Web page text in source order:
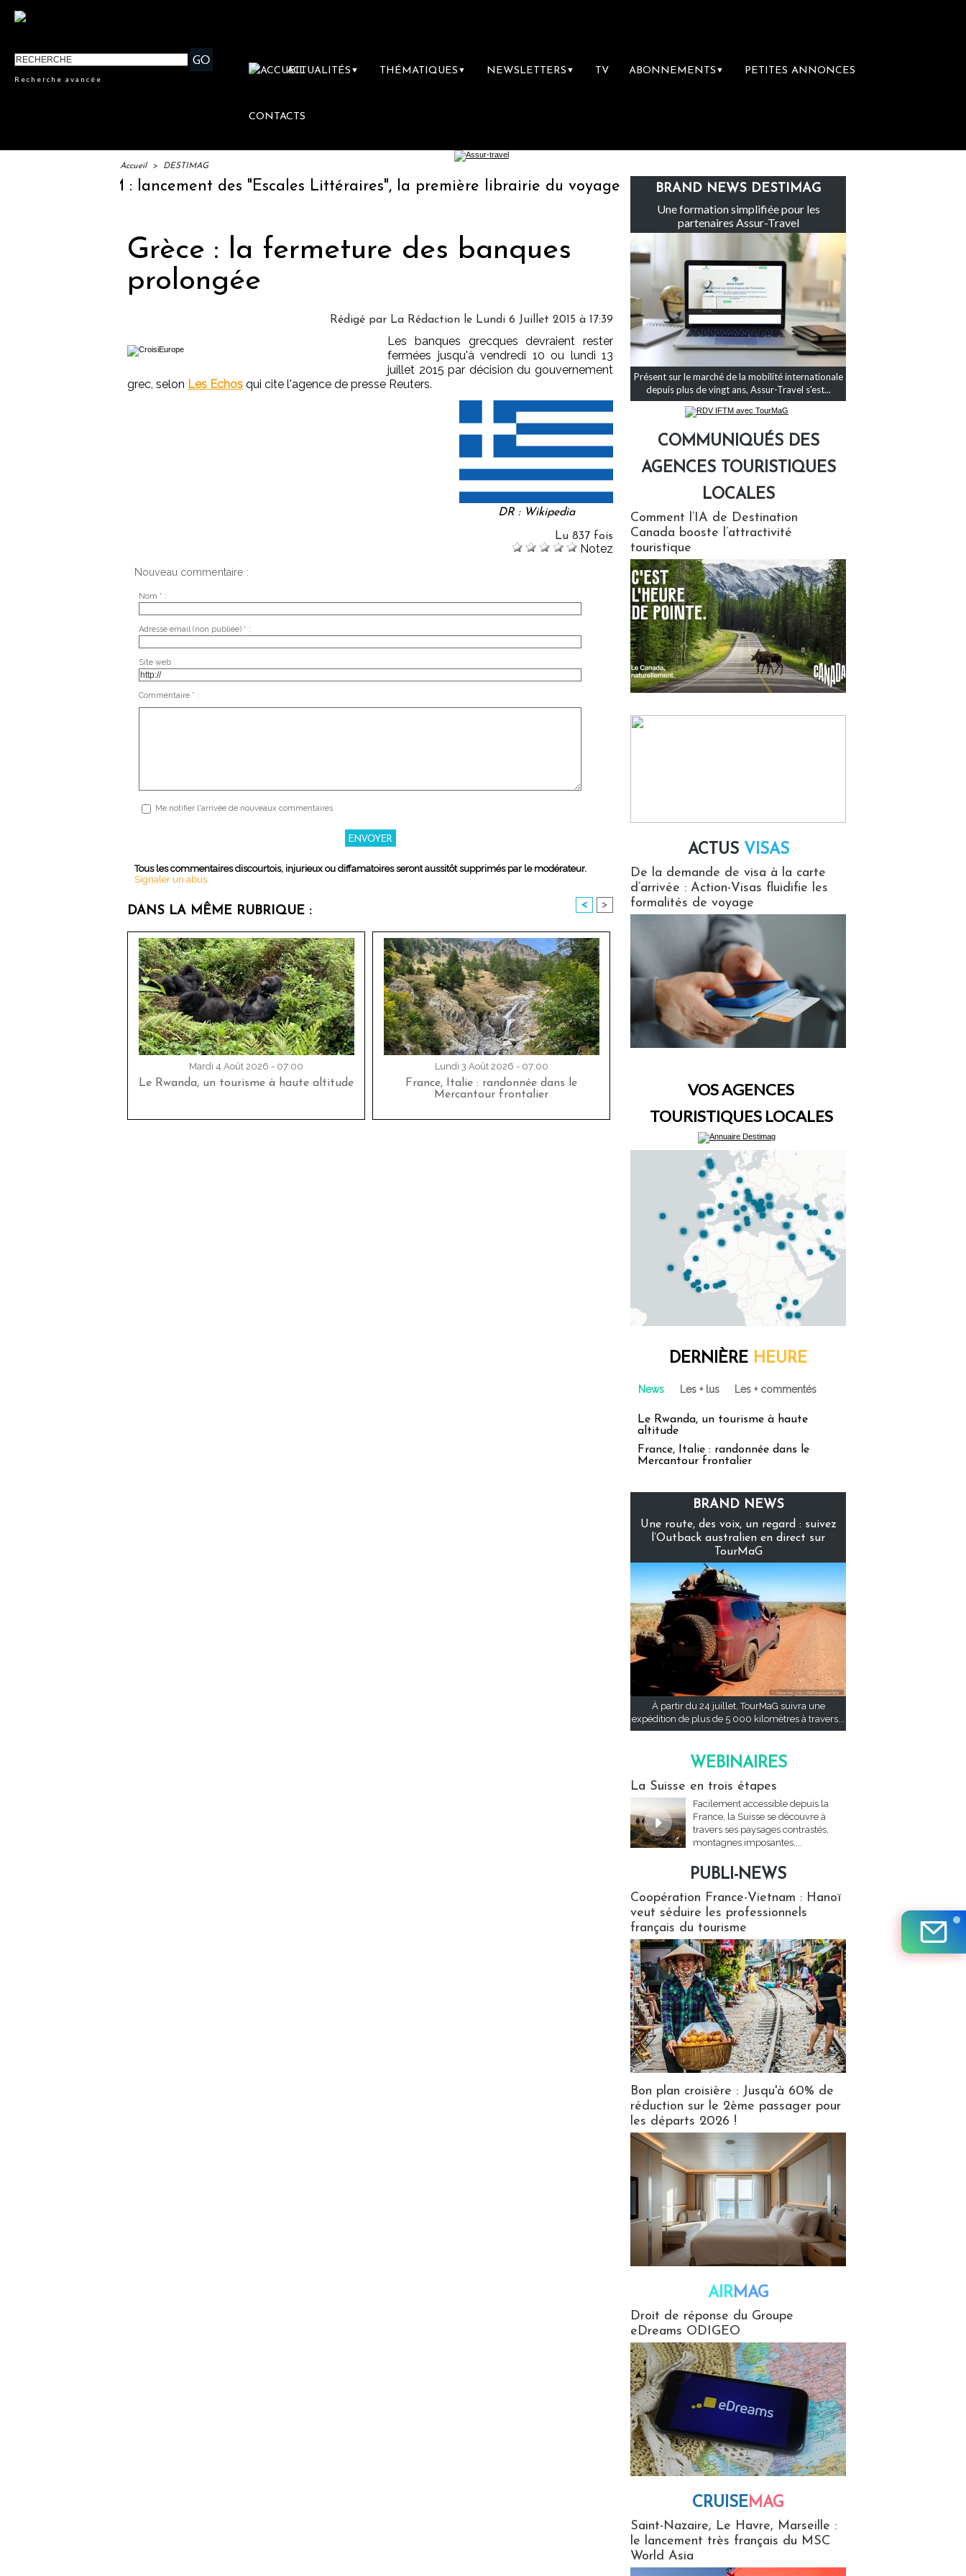
Recherche avancée
ACTUALITÉS ▼ THÉMATIQUES ▼ NEWSLETTERS ▼ TV ABONNEMENTS ▼ PETITES ANNONCES
CONTACTS
Accueil > DESTIMAG
IFTM : lancement des "Escales Littéraires", la première librairie du voyage Le groupe Sainte-Claire rachète Eden Tour
Grèce : la fermeture des banques
prolongée
Rédigé par La Rédaction le Lundi 6 Juillet 2015 à 17:39
Les banques grecques devraient rester
fermées jusqu'à vendredi 10 ou lundi 13
juillet 2015 par décision du gouvernement
grec, selon Les Echos qui cite l'agence de presse Reuters.
DR : Wikipedia
Lu 837 fois
Notez
Nouveau commentaire :
Nom * :
Adresse email (non publiée) * :
Site web :
Commentaire * :
Me notifier l'arrivée de nouveaux commentaires
Tous les commentaires discourtois, injurieux ou diffamatoires seront aussitôt supprimés par le modérateur.
Signaler un abus
DANS LA MÊME RUBRIQUE : < >
Mardi 4 Août 2026 - 07:00
Le Rwanda, un tourisme à haute altitude
Lundi 3 Août 2026 - 07:00
France, Italie : randonnée dans le
Mercantour frontalier
BRAND NEWS DESTIMAG
Une formation simplifiée pour les
partenaires Assur-Travel
Présent sur le marché de la mobilité internationale
depuis plus de vingt ans, Assur-Travel s'est...
COMMUNIQUÉS DES
AGENCES TOURISTIQUES
LOCALES
Comment l’IA de Destination
Canada booste l’attractivité
touristique
ACTUS VISAS
De la demande de visa à la carte
d’arrivée : Action-Visas fluidifie les
formalités de voyage
VOS AGENCES
TOURISTIQUES LOCALES
DERNIÈRE HEURE
News Les + lus Les + commentés
Le Rwanda, un tourisme à haute
altitude
France, Italie : randonnée dans le
Mercantour frontalier
BRAND NEWS
Une route, des voix, un regard : suivez
l’Outback australien en direct sur
TourMaG
À partir du 24 juillet, TourMaG suivra une
expédition de plus de 5 000 kilomètres à travers...
WEBINAIRES
La Suisse en trois étapes
Facilement accessible depuis la
France, la Suisse se découvre à
travers ses paysages contrastés,
montagnes imposantes,...
PUBLI-NEWS
Coopération France-Vietnam : Hanoï
veut séduire les professionnels
français du tourisme
Bon plan croisière : Jusqu'à 60% de
réduction sur le 2ème passager pour
les départs 2026 !
AIRMAG
Droit de réponse du Groupe
eDreams ODIGEO
CRUISEMAG
Saint-Nazaire, Le Havre, Marseille :
le lancement très français du MSC
World Asia